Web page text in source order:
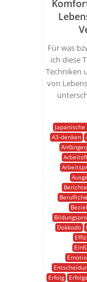
Für was
ich diese
Techniken
von
A3-denken
Dokkodo
Erfolg